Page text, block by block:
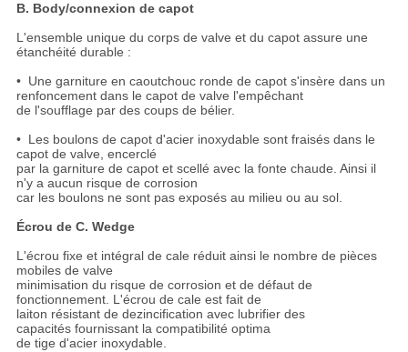
B. Body/connexion de capot
L'ensemble unique du corps de valve et du capot assure une
étanchéité durable :
• Une garniture en caoutchouc ronde de capot s'insère dans un
renfoncement dans le capot de valve l'empêchant
de l'soufflage par des coups de bélier.
• Les boulons de capot d'acier inoxydable sont fraisés dans le
capot de valve, encerclé
par la garniture de capot et scellé avec la fonte chaude. Ainsi il
n'y a aucun risque de corrosion
car les boulons ne sont pas exposés au milieu ou au sol.
Écrou de C. Wedge
L'écrou fixe et intégral de cale réduit ainsi le nombre de pièces
mobiles de valve
minimisation du risque de corrosion et de défaut de
fonctionnement. L'écrou de cale est fait de
laiton résistant de dezincification avec lubrifier des
capacités fournissant la compatibilité optima
de tige d'acier inoxydable.